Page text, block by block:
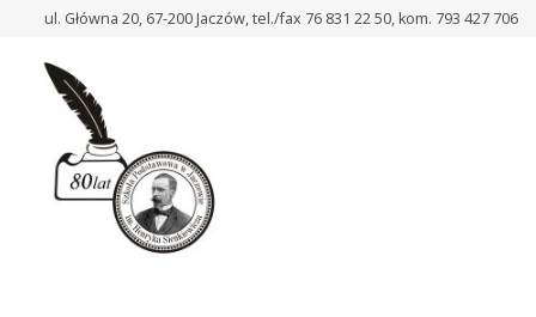
plecaka!
ul. Główna 20, 67-200 Jaczów, tel./fax 76 831 22 50, kom. 793 427 706